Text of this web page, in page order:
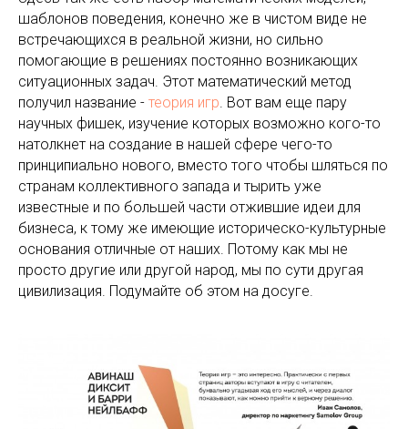
шаблонов поведения, конечно же в чистом виде не
встречающихся в реальной жизни, но сильно
помогающие в решениях постоянно возникающих
ситуационных задач. Этот математический метод
получил название - теория игр. Вот вам еще пару
научных фишек, изучение которых возможно кого-то
натолкнет на создание в нашей сфере чего-то
принципиально нового, вместо того чтобы шляться по
странам коллективного запада и тырить уже
известные и по большей части отжившие идеи для
бизнеса, к тому же имеющие историческо-культурные
основания отличные от наших. Потому как мы не
просто другие или другой народ, мы по сути другая
цивилизация. Подумайте об этом на досуге.